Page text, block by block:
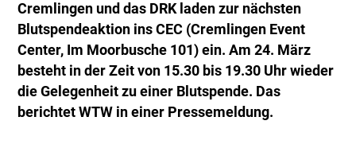
Cremlingen und das DRK laden zur nächsten
Blutspendeaktion ins CEC (Cremlingen Event
Center, Im Moorbusche 101) ein. Am 24. März
besteht in der Zeit von 15.30 bis 19.30 Uhr wieder
die Gelegenheit zu einer Blutspende. Das
berichtet WTW in einer Pressemeldung.